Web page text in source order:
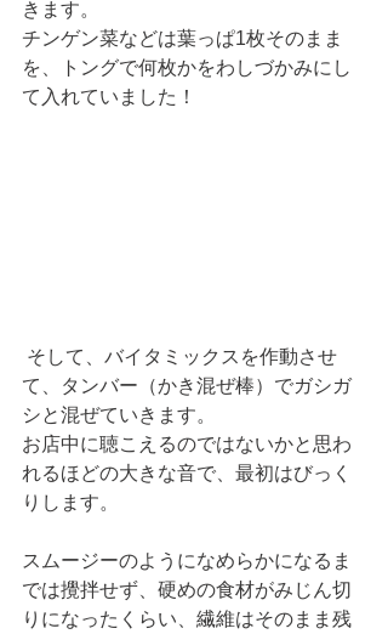
きます。
チンゲン菜などは葉っぱ1枚そのまま
を、トングで何枚かをわしづかみにし
て入れていました！
て、タンバー（かき混ぜ棒）でガシガ
シと混ぜていきます。
お店中に聴こえるのではないかと思わ
れるほどの大きな音で、最初はびっく
りします。
スムージーのようになめらかになるま
では攪拌せず、硬めの食材がみじん切
りになったくらい、繊維はそのまま残